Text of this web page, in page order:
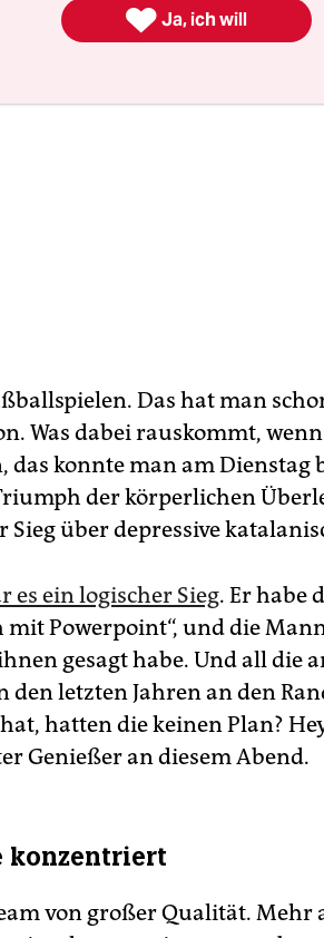
Das hat man
Was dabei rauskommt,
konnte man am Dienstag
der körperlichen
über depressive
es ein logischer Sieg. Er habe
Powerpoint“, und die
gesagt habe. Und all die
den letzten Jahren an den
hatten die keinen Plan?
Genießer an diesem Abend.
konzentriert
von großer Qualität. Mehr
 Ja, ich will